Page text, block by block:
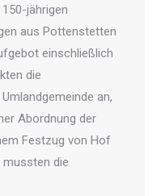
jährigen
aus Pottenstetten
einschließlich
die
an,
Abordnung der
Festzug von Hof
die